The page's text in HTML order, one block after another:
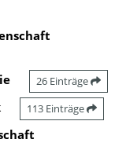
26 Einträge
113 Einträge